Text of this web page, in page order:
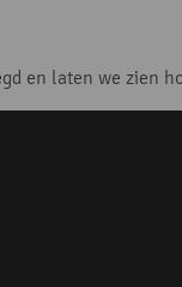
en laten we zien